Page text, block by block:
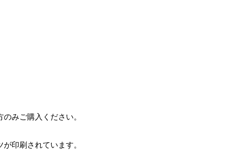
みご購入ください。
印刷されています。